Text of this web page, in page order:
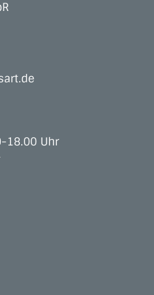
18.00 Uhr